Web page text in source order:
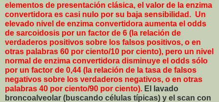
elementos de presentación clásica, el valor de la enzima
convertidora es casi nulo por su baja sensibilidad. Un
elevado nivel de enzima convertidora aumenta el odds
de sarcoidosis por un factor de 6 (la relación de
verdaderos positivos sobre los falsos positivos, o en
otras palabras 60 por ciento/10 por ciento), pero un nivel
normal de enzima convertidora disminuye el odds sólo
por un factor de 0,44 (la relación de la tasa de falsos
negativos sobre los verdaderos negativos, o en otras
palabras 40 por ciento/90 por ciento). El lavado
broncoalveolar (buscando células típicas) y el scan con